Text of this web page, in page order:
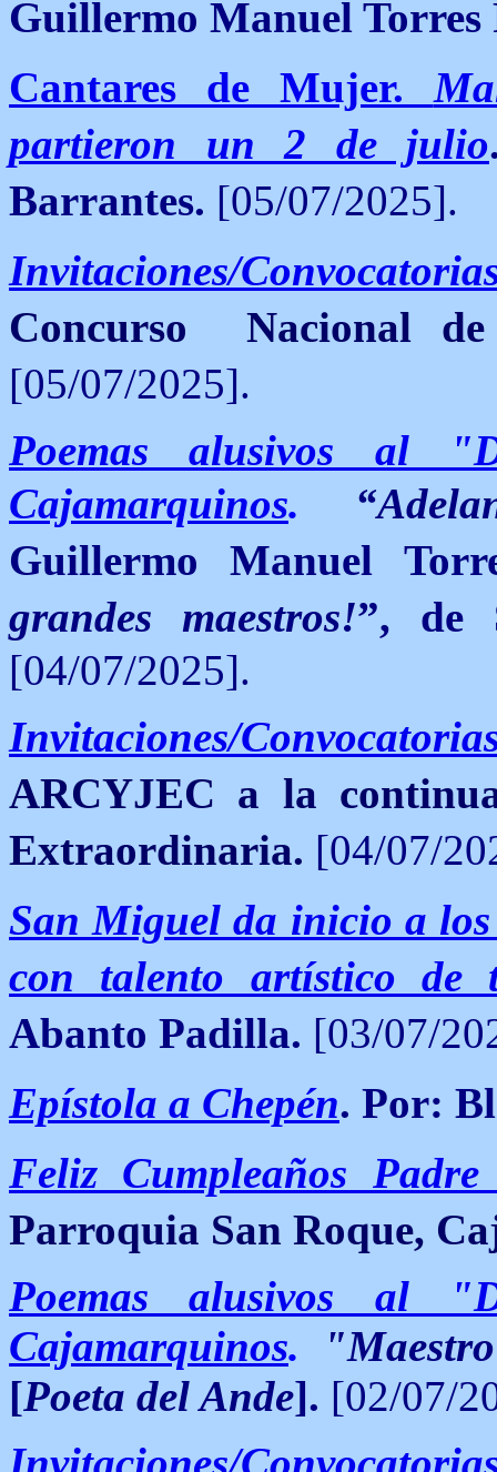
Guillermo Manuel
Cantares de Mujer.
partieron un 2 de julio
Barrantes. [05/07/2025].
Invitaciones/
Concurso Nacional
[05/07/2025].
Poemas alusivos al
Cajamarquinos.
Guillermo Manuel
grandes maestros!”, de
[04/07/2025].
Invitaciones/
ARCYJEC a la
Extraordinaria. [04/07/
San Miguel da inicio a
con talento artístico de
Abanto Padilla. [03/07/
Epístola a Chepén. Por:
Feliz Cumpleaños
Parroquia San Roque,
Poemas alusivos al
Cajamarquinos. "Maestro
[Poeta del Ande]. [02/07/
Invitaciones/